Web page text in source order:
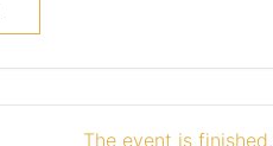
The event is finished.